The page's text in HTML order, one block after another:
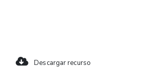
Descargar recurso